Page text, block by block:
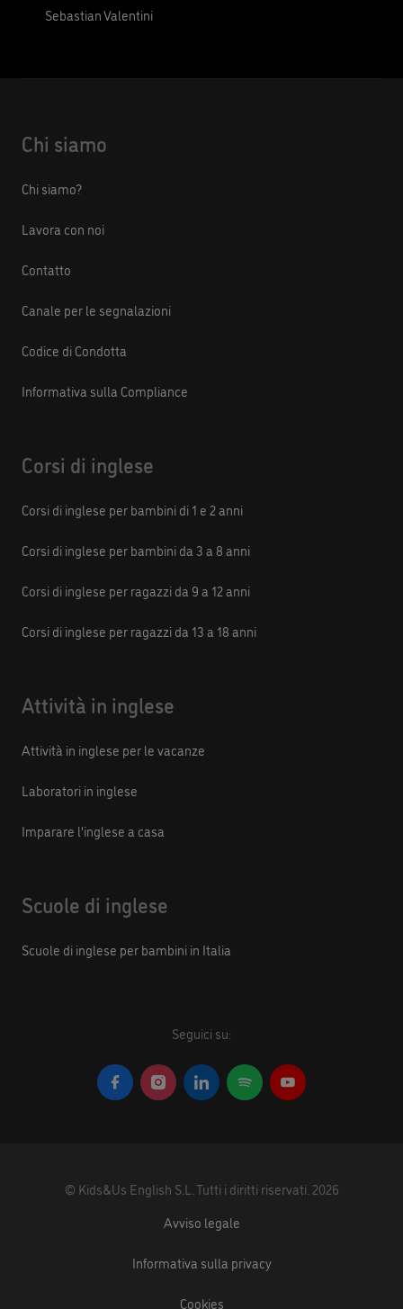
Sebastian Valentini
Chi siamo
Chi siamo?
Lavora con noi
Contatto
Canale per le segnalazioni
Codice di Condotta
Informativa sulla Compliance
Corsi di inglese
Corsi di inglese per bambini di 1 e 2 anni
Corsi di inglese per bambini da 3 a 8 anni
Corsi di inglese per ragazzi da 9 a 12 anni
Corsi di inglese per ragazzi da 13 a 18 anni
Attività in inglese
Attività in inglese per le vacanze
Laboratori in inglese
Imparare l'inglese a casa
Scuole di inglese
Scuole di inglese per bambini in Italia
Seguici su:
© Kids&Us English S.L. Tutti i diritti riservati. 2026
Avviso legale
Informativa sulla privacy
Cookies